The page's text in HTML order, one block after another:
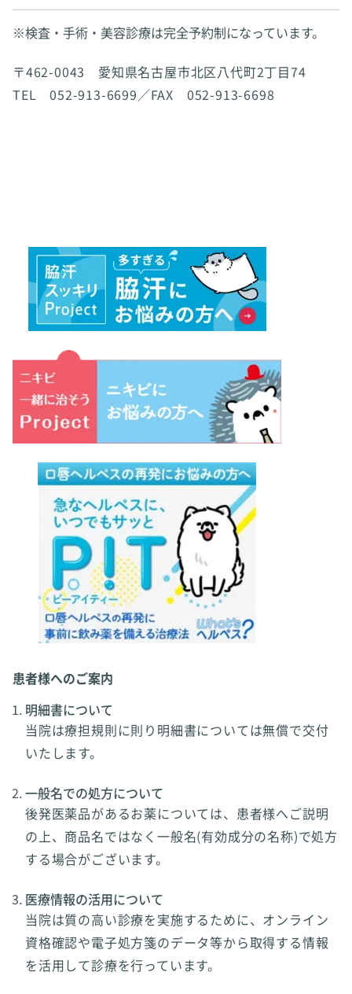
※検査・手術・美容診療は完全予約制になっています。
〒462-0043 愛知県名古屋市北区八代町2丁目74
TEL 052-913-6699／FAX 052-913-6698
患者様へのご案内
明細書について
当院は療担規則に則り明細書については無償で交付
いたします。
一般名での処方について
後発医薬品があるお薬については、患者様へご説明
の上、商品名ではなく一般名(有効成分の名称)で処方
する場合がございます。
医療情報の活用について
当院は質の高い診療を実施するために、オンライン
資格確認や電子処方箋のデータ等から取得する情報
を活用して診療を行っています。